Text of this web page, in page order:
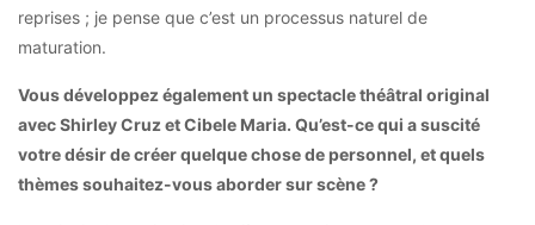
reprises ; je pense que c’est un processus naturel de
maturation.
Vous développez également un spectacle théâtral original
avec Shirley Cruz et Cibele Maria. Qu’est-ce qui a suscité
votre désir de créer quelque chose de personnel, et quels
thèmes souhaitez-vous aborder sur scène ?